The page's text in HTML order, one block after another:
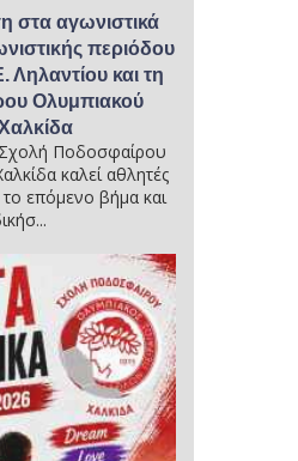
στα αγωνιστικά
περιόδου
και τη
Ολυμπιακού
Σχολή Ποδοσφαίρου
καλεί αθλητές
επόμενο βήμα και